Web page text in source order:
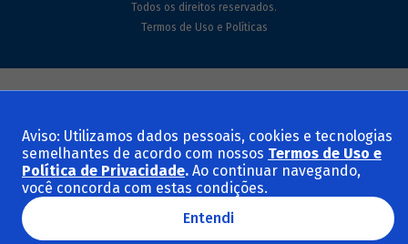
Todos os direitos reservados.
Termos de Uso e Políticas
Aviso: Utilizamos dados pessoais, cookies e tecnologias
semelhantes de acordo com nossos Termos de Uso e
Política de Privacidade. Ao continuar navegando,
você concorda com estas condições.
Entendi